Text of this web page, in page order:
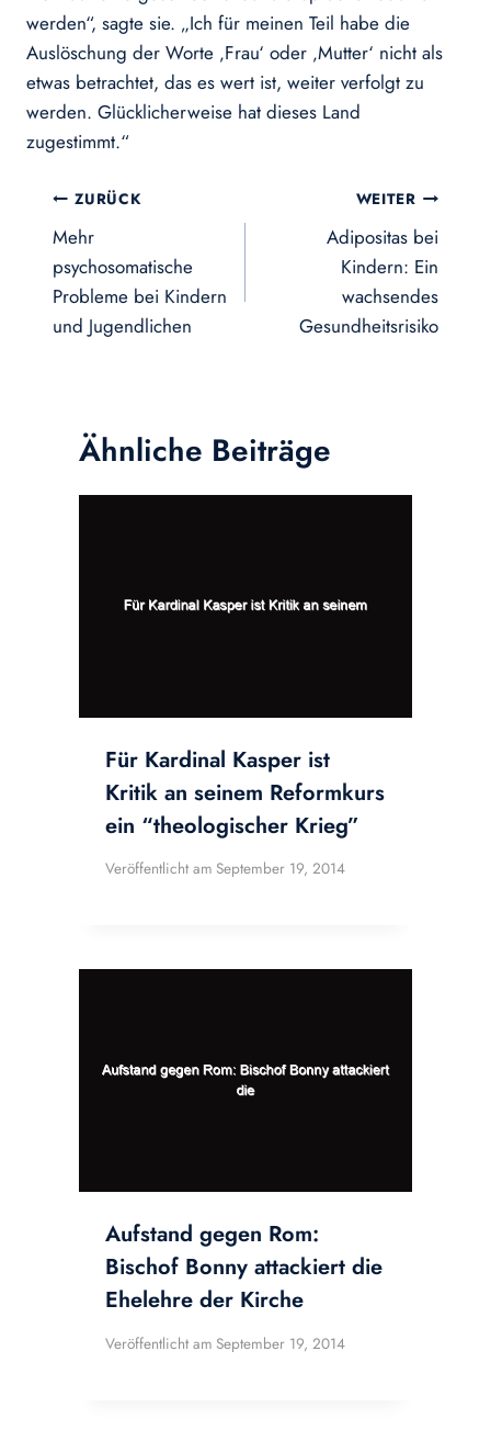
werden“, sagte sie. „Ich für meinen Teil habe die
Auslöschung der Worte ‚Frau‘ oder ‚Mutter‘ nicht als
etwas betrachtet, das es wert ist, weiter verfolgt zu
werden. Glücklicherweise hat dieses Land
zugestimmt.“
Beitragsnavigation
ZURÜCK
Mehr
psychosomatische
Probleme bei Kindern
und Jugendlichen
WEITER
Adipositas bei
Kindern: Ein
wachsendes
Gesundheitsrisiko
Ähnliche Beiträge
Für Kardinal Kasper ist
Kritik an seinem Reformkurs
ein “theologischer Krieg”
Veröffentlicht am September 19, 2014
Aufstand gegen Rom:
Bischof Bonny attackiert die
Ehelehre der Kirche
Veröffentlicht am September 19, 2014